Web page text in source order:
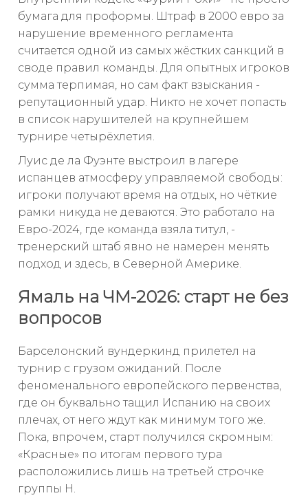
бумага для проформы. Штраф в 2000 евро за
нарушение временного регламента
считается одной из самых жёстких санкций в
своде правил команды. Для опытных игроков
сумма терпимая, но сам факт взыскания -
репутационный удар. Никто не хочет попасть
в список нарушителей на крупнейшем
турнире четырёхлетия.
Луис де ла Фуэнте выстроил в лагере
испанцев атмосферу управляемой свободы:
игроки получают время на отдых, но чёткие
рамки никуда не деваются. Это работало на
Евро-2024, где команда взяла титул, -
тренерский штаб явно не намерен менять
подход и здесь, в Северной Америке.
Ямаль на ЧМ-2026: старт не без
вопросов
Барселонский вундеркинд прилетел на
турнир с грузом ожиданий. После
феноменального европейского первенства,
где он буквально тащил Испанию на своих
плечах, от него ждут как минимум того же.
Пока, впрочем, старт получился скромным:
«Красные» по итогам первого тура
расположились лишь на третьей строчке
группы H.